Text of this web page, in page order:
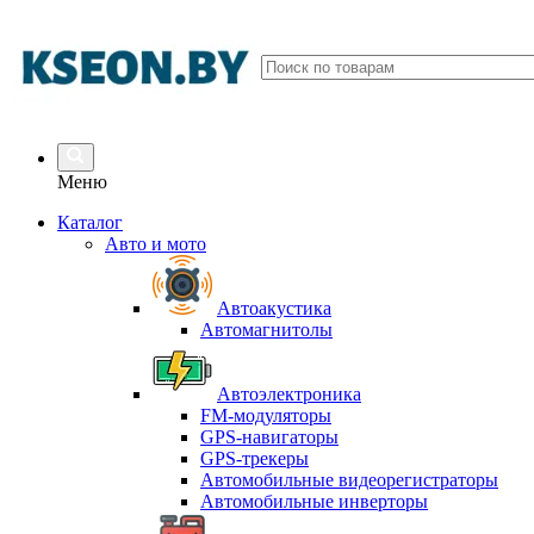
Меню
Каталог
Авто и мото
Автоакустика
Автомагнитолы
Автоэлектроника
FM-модуляторы
GPS-навигаторы
GPS-трекеры
Автомобильные видеорегистраторы
Автомобильные инверторы